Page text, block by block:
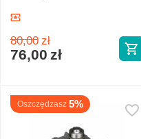
80,00 zł
76,00 zł
Oszczędzasz 5%